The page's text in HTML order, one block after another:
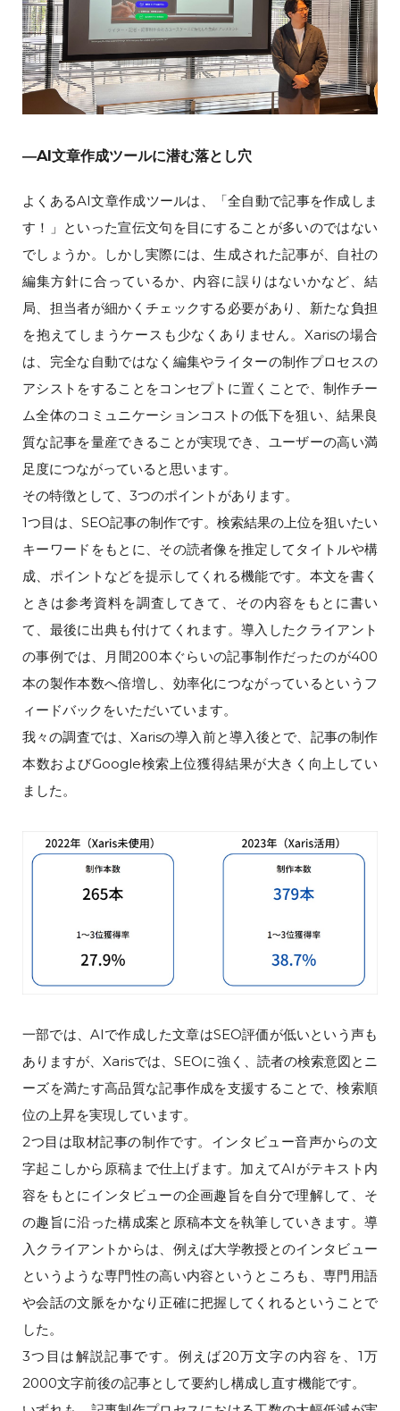
―AI文章作成ツールに潜む落とし穴
よくあるAI文章作成ツールは、「全自動で記事を作成しま
す！」といった宣伝文句を目にすることが多いのではない
でしょうか。しかし実際には、生成された記事が、自社の
編集方針に合っているか、内容に誤りはないかなど、結
局、担当者が細かくチェックする必要があり、新たな負担
を抱えてしまうケースも少なくありません。Xarisの場合
は、完全な自動ではなく編集やライターの制作プロセスの
アシストをすることをコンセプトに置くことで、制作チー
ム全体のコミュニケーションコストの低下を狙い、結果良
質な記事を量産できることが実現でき、ユーザーの高い満
足度につながっていると思います。
その特徴として、3つのポイントがあります。
1つ目は、SEO記事の制作です。検索結果の上位を狙いたい
キーワードをもとに、その読者像を推定してタイトルや構
成、ポイントなどを提示してくれる機能です。本文を書く
ときは参考資料を調査してきて、その内容をもとに書い
て、最後に出典も付けてくれます。導入したクライアント
の事例では、月間200本ぐらいの記事制作だったのが400
本の製作本数へ倍増し、効率化につながっているというフ
ィードバックをいただいています。
我々の調査では、Xarisの導入前と導入後とで、記事の制作
本数およびGoogle検索上位獲得結果が大きく向上してい
ました。
一部では、AIで作成した文章はSEO評価が低いという声も
ありますが、Xarisでは、SEOに強く、読者の検索意図とニ
ーズを満たす高品質な記事作成を支援することで、検索順
位の上昇を実現しています。
2つ目は取材記事の制作です。インタビュー音声からの文
字起こしから原稿まで仕上げます。加えてAIがテキスト内
容をもとにインタビューの企画趣旨を自分で理解して、そ
の趣旨に沿った構成案と原稿本文を執筆していきます。導
入クライアントからは、例えば大学教授とのインタビュー
というような専門性の高い内容というところも、専門用語
や会話の文脈をかなり正確に把握してくれるということで
した。
3つ目は解説記事です。例えば20万文字の内容を、1万
2000文字前後の記事として要約し構成し直す機能です。